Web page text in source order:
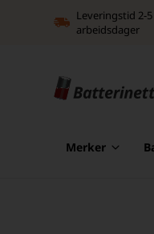
Leveringstid 2-5
arbeidsdager
Merker